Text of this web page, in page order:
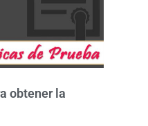
obtener la